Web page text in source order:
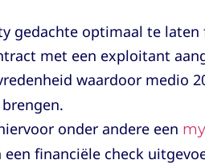
gedachte optimaal te
met een exploitant
waardoor medio
onder andere een
financiële check